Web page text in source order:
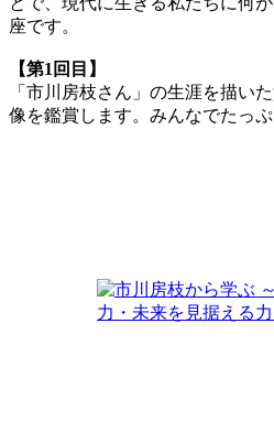
座です。
【第1回目】
「市川房枝さん」の生涯を描い
像を鑑賞します。みんなでたっ